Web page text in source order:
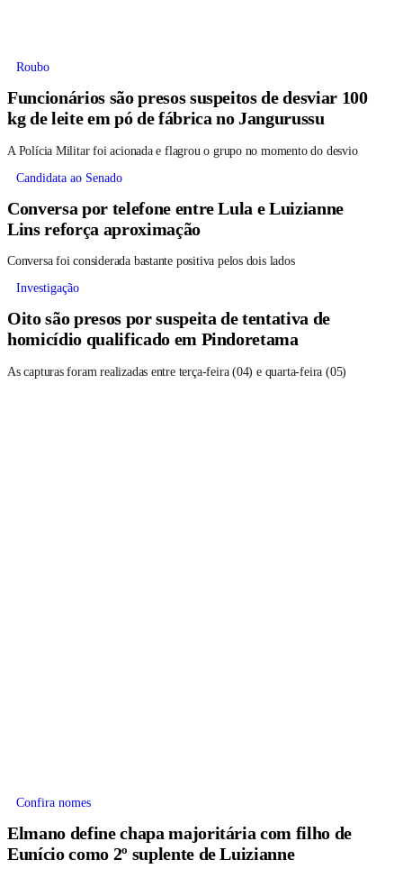
Roubo
Funcionários são presos suspeitos de desviar 100
kg de leite em pó de fábrica no Jangurussu
A Polícia Militar foi acionada e flagrou o grupo no momento do desvio
Candidata ao Senado
Conversa por telefone entre Lula e Luizianne
Lins reforça aproximação
Conversa foi considerada bastante positiva pelos dois lados
Investigação
Oito são presos por suspeita de tentativa de
homicídio qualificado em Pindoretama
As capturas foram realizadas entre terça-feira (04) e quarta-feira (05)
Confira nomes
Elmano define chapa majoritária com filho de
Eunício como 2º suplente de Luizianne